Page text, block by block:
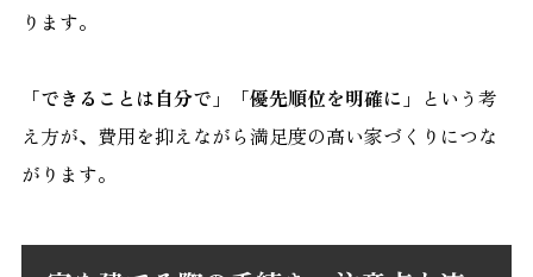
ります。
「できることは自分で」「優先順位を明確に」 という考
え方が、費用を抑えながら満足度の高い家づくりにつな
がります。